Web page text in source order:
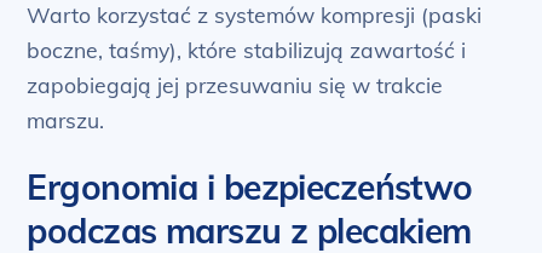
Warto korzystać z systemów kompresji (paski
boczne, taśmy), które stabilizują zawartość i
zapobiegają jej przesuwaniu się w trakcie
marszu.
Ergonomia i bezpieczeństwo
podczas marszu z plecakiem